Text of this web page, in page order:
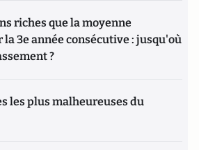
riches que la moyenne
3e année consécutive : jusqu'où
?
les plus malheureuses du